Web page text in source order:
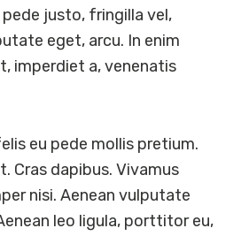
pede justo, fringilla vel,
eget, arcu. In enim
imperdiet a, venenatis
eu pede mollis pretium.
Cras dapibus. Vivamus
nisi. Aenean vulputate
leo ligula, porttitor eu,